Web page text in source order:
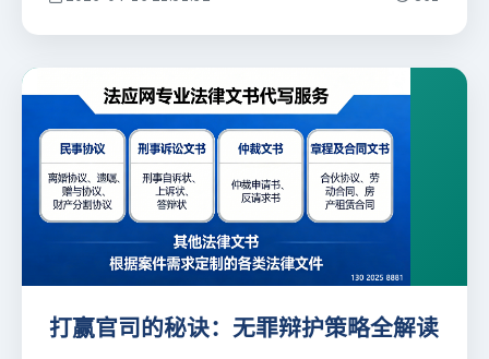
打赢官司的秘诀：无罪辩护策略全解读